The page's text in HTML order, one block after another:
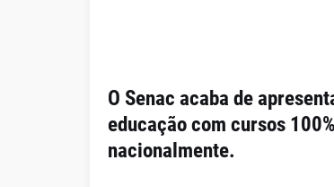
O Senac acaba de
educação com cursos
nacionalmente.